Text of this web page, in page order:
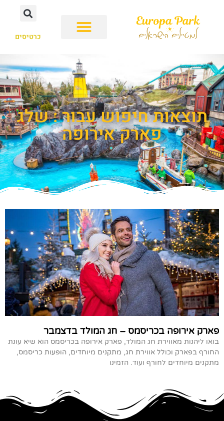
כרטיסים
תוצאות חיפוש עבור : שלג
פארק אירופה
פארק אירופה בכריסמס – חג המולד בדצמבר
בואו ליהנות מאווירת חג המולד, פארק אירופה בכריסמס הוא שיא עונת
החורף בפארק וכולל אווירת חג, מתקנים מיוחדים, הופעות כריסמס,
מתקנים מיוחדים לחורף ועוד. הזמינו